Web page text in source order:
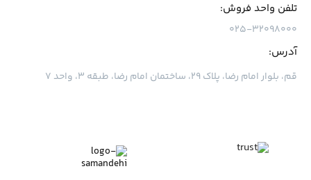
تلفن واحد فروش:
۰۲۵-۳۲۰۹۸۰۰۰
آدرس:
قم، بلوار امام رضا، پلاک ۲۹، ساختمان امام رضا، طبقه ۳، واحد ۷